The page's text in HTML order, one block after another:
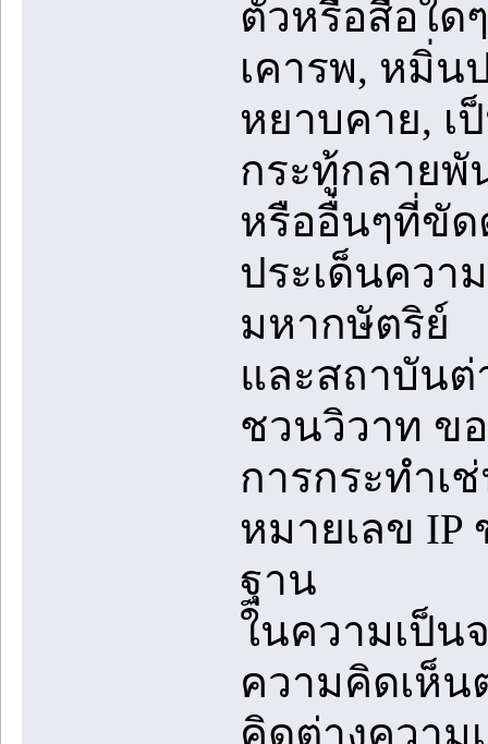
ตัวหรือสื่อใด
เคารพ, หมิ่น
หยาบคาย, เ
กระทู้กลายพั
หรืออื่นๆที่ขัด
ประเด็นควา
มหากษัตริย์
และสถาบันต่
ชวนวิวาท ข
การกระทำ
หมายเลข IP
ฐาน
ในความเป็น
ความคิดเห็
คิดต่างความ